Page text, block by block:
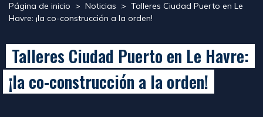
Página de inicio > Noticias > Talleres Ciudad Puerto en Le
Havre: ¡la co-construcción a la orden!
Talleres Ciudad Puerto en Le Havre:
¡la co-construcción a la orden!